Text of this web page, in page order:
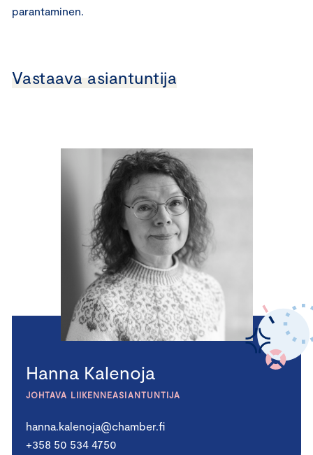
parantaminen.
Vastaava asiantuntija
Hanna Kalenoja
JOHTAVA LIIKENNEASIANTUNTIJA
hanna.kalenoja@chamber.fi
+358 50 534 4750